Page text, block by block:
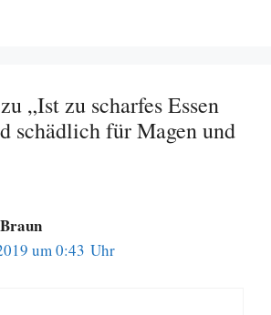
„Ist zu scharfes Essen
schädlich für Magen und
um 0:43 Uhr